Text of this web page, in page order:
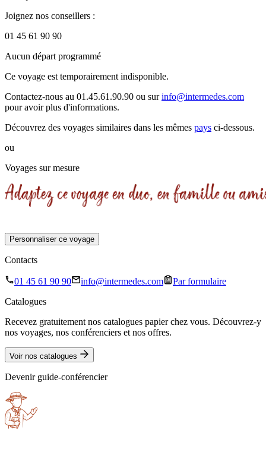
Joignez nos conseillers :
01 45 61 90 90
Aucun départ programmé
Ce voyage est temporairement indisponible.
Contactez-nous au 01.45.61.90.90 ou surinfo@intermedes.com
pour avoir plus d'informations.
Découvrez des voyages similaires dans les mêmes pays ci-dessous.
ou
Voyages sur mesure
Personnaliser ce voyage
Contacts
01 45 61 90 90 info@intermedes.com
Par formulaire
Catalogues
Recevez gratuitement nos catalogues papier chez vous. Découvrez-y
nos voyages, nos conférenciers et nos offres.
Voir nos catalogues
Devenir guide-conférencier